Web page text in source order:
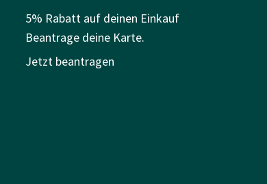
5% Rabatt auf deinen Einkauf
Beantrage deine Karte.
Jetzt beantragen